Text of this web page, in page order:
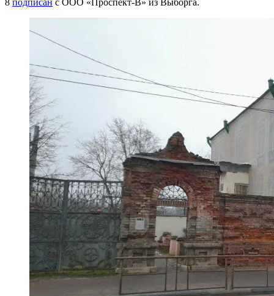
8 подписан с ООО «Проспект-В» из Выборга.